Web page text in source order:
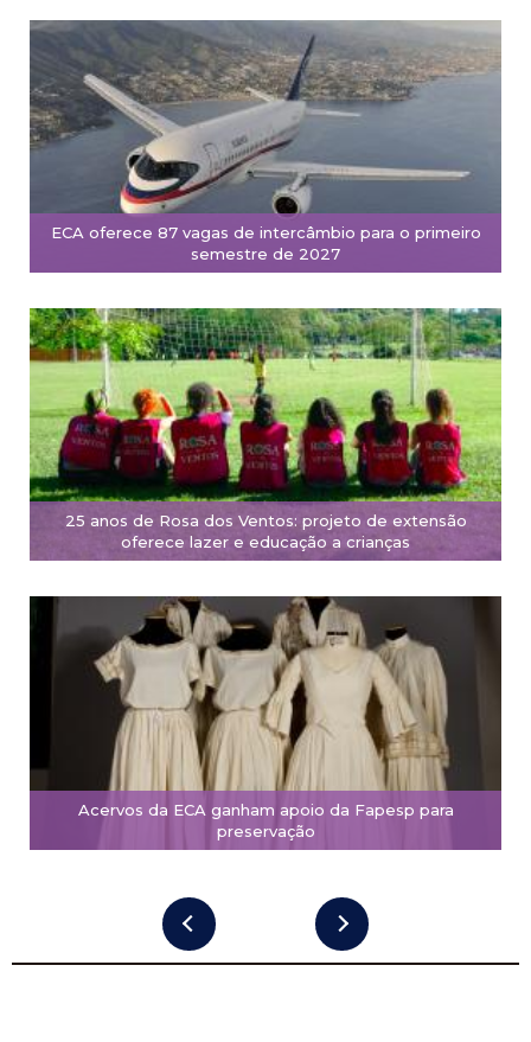
ECA oferece 87 vagas de intercâmbio para o primeiro
semestre de 2027
25 anos de Rosa dos Ventos: projeto de extensão
oferece lazer e educação a crianças
Acervos da ECA ganham apoio da Fapesp para
preservação